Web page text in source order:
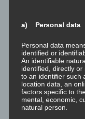
die manchmal nötige
anstoßen.
⇒ Emotionale
emotionale Kompetenz
⇒ Geführte Meditationen
Traumreisen.
a) Personal data
Personal data
identified or
An identifiable
identified, directly
to an identifier such
location data, an
factors specific to
mental, economic,
natural person.